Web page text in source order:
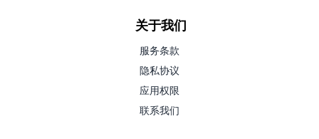
关于我们
服务条款
隐私协议
应用权限
联系我们